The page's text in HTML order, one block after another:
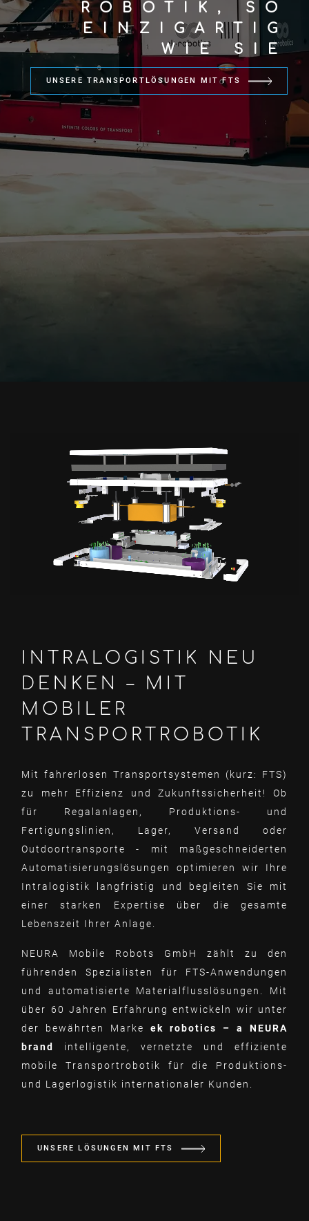
ROBOTIK, SO
EINZIGARTIG
WIE SIE
UNSERE TRANSPORTLÖSUNGEN MIT FTS
INTRALOGISTIK NEU
DENKEN – MIT
MOBILER
TRANSPORTROBOTIK
Mit fahrerlosen Transportsystemen (kurz: FTS)
zu mehr Effizienz und Zukunftssicherheit! Ob
für Regalanlagen, Produktions- und
Fertigungslinien, Lager, Versand oder
Outdoortransporte - mit maßgeschneiderten
Automatisierungslösungen optimieren wir Ihre
Intralogistik langfristig und begleiten Sie mit
einer starken Expertise über die gesamte
Lebenszeit Ihrer Anlage.
NEURA Mobile Robots GmbH zählt zu den
führenden Spezialisten für FTS-Anwendungen
und automatisierte Materialflusslösungen. Mit
über 60 Jahren Erfahrung entwickeln wir unter
der bewährten Marke ek robotics – a NEURA
brand
intelligente, vernetzte und effiziente
mobile Transportrobotik für die Produktions-
und Lagerlogistik internationaler Kunden.
UNSERE LÖSUNGEN MIT FTS